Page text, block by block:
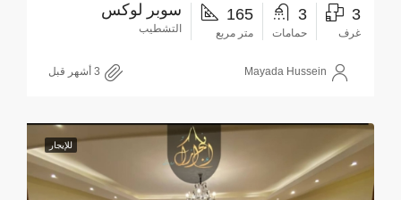
3
غرف
3
حمامات
165
متر مربع
سوبر لوكس
التشطيب
Mayada Hussein
للإيجار